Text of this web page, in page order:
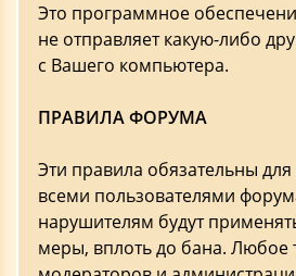
Это программное
не отправляет какую-либо
с Вашего компьютера.
ПРАВИЛА ФОРУМА
Эти правила обязательны
всеми пользователями
нарушителям будут
меры, вплоть до бана. Любое